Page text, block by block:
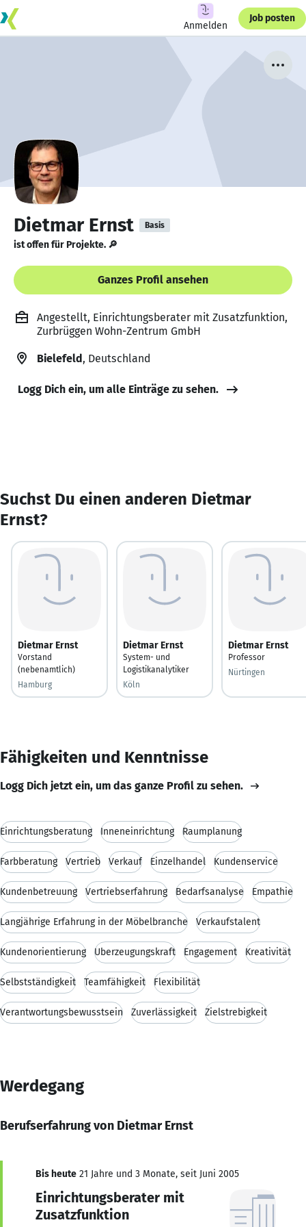
Anmelden
Job posten
Dietmar Ernst Basis
ist offen für Projekte. 🔎
Ganzes Profil ansehen
Angestellt, Einrichtungsberater mit Zusatzfunktion,
Zurbrüggen Wohn-Zentrum GmbH
Bielefeld, Deutschland
Logg Dich ein, um alle Einträge zu sehen.
Suchst Du einen anderen Dietmar
Ernst?
Dietmar Ernst
Vorstand
(nebenamtlich)
Hamburg
Dietmar Ernst
System- und
Logistikanalytiker
Köln
Dietmar Ernst
Professor
Nürtingen
Fähigkeiten und Kenntnisse
Logg Dich jetzt ein, um das ganze Profil zu sehen.
Einrichtungsberatung Inneneinrichtung Raumplanung
Farbberatung Vertrieb Verkauf Einzelhandel Kundenservice
Kundenbetreuung Vertriebserfahrung Bedarfsanalyse Empathie
Langjährige Erfahrung in der Möbelbranche Verkaufstalent
Kundenorientierung Überzeugungskraft Engagement Kreativität
Selbstständigkeit Teamfähigkeit Flexibilität
Verantwortungsbewusstsein Zuverlässigkeit Zielstrebigkeit
Werdegang
Berufserfahrung von Dietmar Ernst
Bis heute 21 Jahre und 3 Monate, seit Juni 2005
Einrichtungsberater mit
Zusatzfunktion